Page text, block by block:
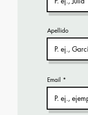
Apellido
Email